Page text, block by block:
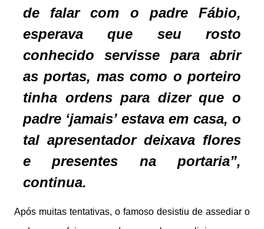
de falar com o padre Fábio,
esperava que seu rosto
conhecido servisse para abrir
as portas, mas como o porteiro
tinha ordens para dizer que o
padre ‘jamais’ estava em casa, o
tal apresentador deixava flores
e presentes na portaria”,
continua.
Após muitas tentativas, o famoso desistiu de assediar o